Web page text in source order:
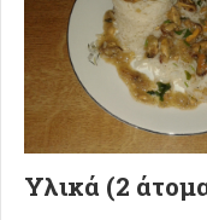
Υλικά (2